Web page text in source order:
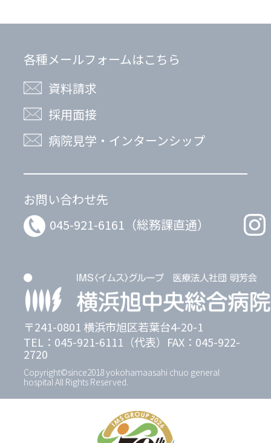
各種メールフォームはこちら
資料請求
採用面接
病院見学・インターンシップ
お問い合わせ先
045-921-6161（総務課直通）
〒241-0801 横浜市旭区若葉台4-20-1
TEL：045-921-6111（代表）FAX：045-922-
2720
Copyright©since2018 yokohamaasahi chuo general
hospital All Rights Reserved.